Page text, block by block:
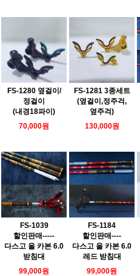
FS-1280 옆걸이/
정걸이
(내경18파이)
70,000원
FS-1281 3종세트
(옆걸이,정주걱,
옆주걱)
130,000원
FS-1039
할인판매-----
다스고 올 카본 6.0
받침대
99,000원
FS-1184
할인판매----
다스고 올 카본 6.0
레드 받침대
99,000원